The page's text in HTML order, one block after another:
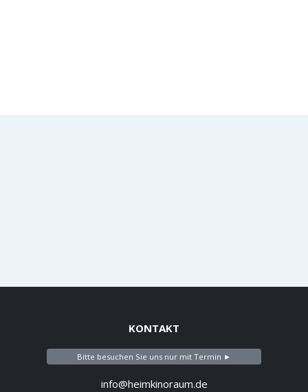
KONTAKT
Bitte besuchen Sie uns nur mit Termin ►
info@heimkinoraum.de